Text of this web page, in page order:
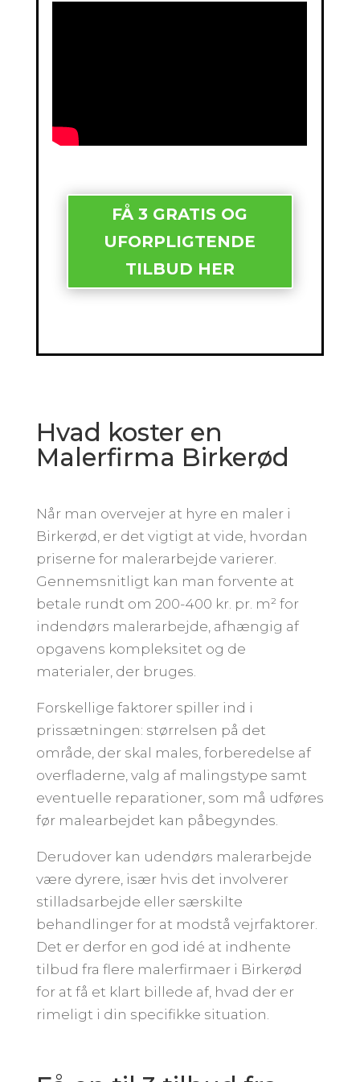
FÅ 3 GRATIS OG
UFORPLIGTENDE
TILBUD HER
Hvad koster en
Malerfirma Birkerød
Når man overvejer at hyre en maler i
Birkerød, er det vigtigt at vide, hvordan
priserne for malerarbejde varierer.
Gennemsnitligt kan man forvente at
betale rundt om 200-400 kr. pr. m² for
indendørs malerarbejde, afhængig af
opgavens kompleksitet og de
materialer, der bruges.
Forskellige faktorer spiller ind i
prissætningen: størrelsen på det
område, der skal males, forberedelse af
overfladerne, valg af malingstype samt
eventuelle reparationer, som må udføres
før malearbejdet kan påbegyndes.
Derudover kan udendørs malerarbejde
være dyrere, især hvis det involverer
stilladsarbejde eller særskilte
behandlinger for at modstå vejrfaktorer.
Det er derfor en god idé at indhente
tilbud fra flere malerfirmaer i Birkerød
for at få et klart billede af, hvad der er
rimeligt i din specifikke situation.